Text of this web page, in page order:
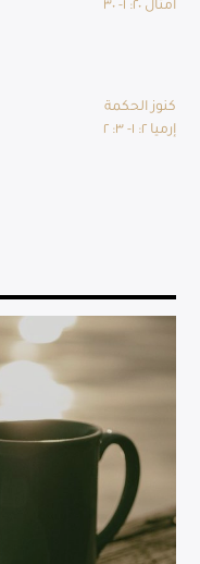
أمثال ٢٠: ١- ٣٠
كنوز الحكمة
إرميا ٢: ١- ٣: ٢